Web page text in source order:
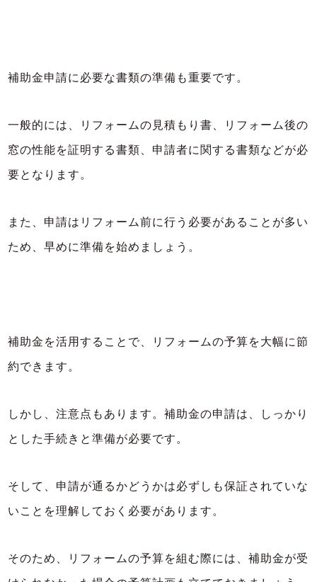
補助金申請に必要な書類の準備も重要です。
一般的には、リフォームの見積もり書、リフォーム後の
窓の性能を証明する書類、申請者に関する書類などが必
要となります。
また、申請はリフォーム前に行う必要があることが多い
ため、早めに準備を始めましょう。
補助金を活用することで、リフォームの予算を大幅に節
約できます。
しかし、注意点もあります。補助金の申請は、しっかり
とした手続きと準備が必要です。
そして、申請が通るかどうかは必ずしも保証されていな
いことを理解しておく必要があります。
そのため、リフォームの予算を組む際には、補助金が受